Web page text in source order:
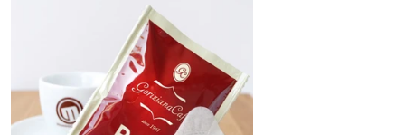
P
R
I
C